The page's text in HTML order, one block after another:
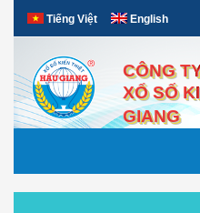
English
Tiếng Việt
CÔNG
XỔ SỐ
GIANG